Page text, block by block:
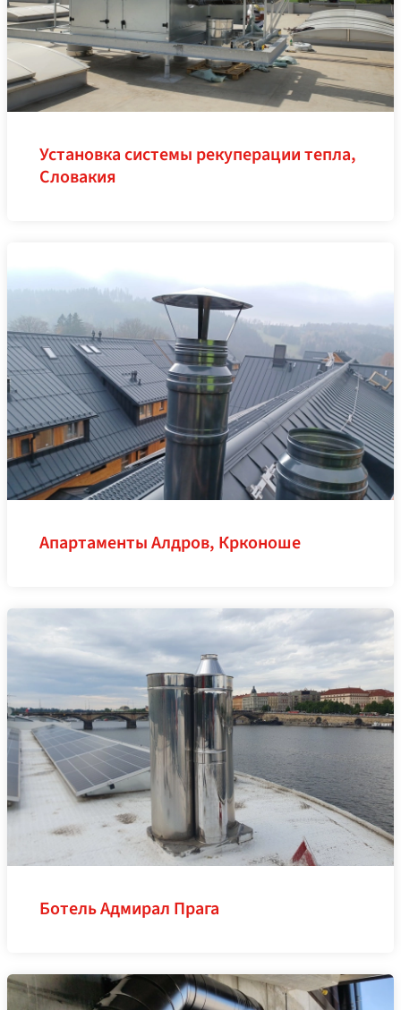
Установка системы рекуперации тепла,
Словакия
Апартаменты Алдров, Крконоше
Ботель Адмирал Прага